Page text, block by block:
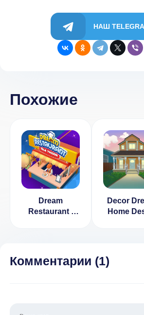
НАШ
Похожие
Dream
Restaurant -
покупки)
Decor
Home
Комментарии (1)